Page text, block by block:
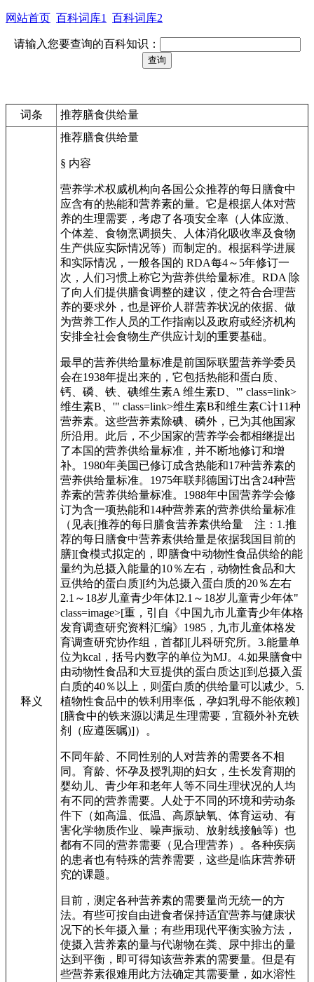
网站首页 百科词库1 百科词库2
请输入您要查询的百科知识：
词条 推荐膳食供给量
释义
推荐膳食供给量
§ 内容
营养学术权威机构向各国公众推荐的每日膳食中
应含有的热能和营养素的量。它是根据人体对营
养的生理需要，考虑了各项安全率（人体应激、
个体差、食物烹调损失、人体消化吸收率及食物
生产供应实际情况等）而制定的。根据科学进展
和实际情况，一般各国的 RDA每4～5年修订一
次，人们习惯上称它为营养供给量标准。RDA 除
了向人们提供膳食调整的建议，使之符合合理营
养的要求外，也是评价人群营养状况的依据、做
为营养工作人员的工作指南以及政府或经济机构
安排全社会食物生产供应计划的重要基础。
最早的营养供给量标准是前国际联盟营养学委员
会在1938年提出来的，它包括热能和蛋白质、
钙、磷、铁、碘维生素A 维生素D、'" class=link>
维生素B、'" class=link>维生素B和维生素C计11种
营养素。这些营养素除碘、磷外，已为其他国家
所沿用。此后，不少国家的营养学会都相继提出
了本国的营养供给量标准，并不断地修订和增
补。1980年美国已修订成含热能和17种营养素的
营养供给量标准。1975年联邦德国订出含24种营
养素的营养供给量标准。1988年中国营养学会修
订为含一项热能和14种营养素的营养供给量标准
（见表[推荐的每日膳食营养素供给量 注：1.推
荐的每日膳食中营养素供给量是依据我国目前的
膳][食模式拟定的，即膳食中动物性食品供给的能
量约为总摄入能量的10％左右，动物性食品和大
豆供给的蛋白质][约为总摄入蛋白质的20％左右
2.1～18岁儿童青少年体]2.1～18岁儿童青少年体"
class=image>[重，引自《中国九市儿童青少年体格
发育调查研究资料汇编》1985，九市儿童体格发
育调查研究协作组，首都][儿科研究所。3.能量单
位为kcal，括号内数字的单位为MJ。4.如果膳食中
由动物性食品和大豆提供的蛋白质达][到总摄入蛋
白质的40％以上，则蛋白质的供给量可以减少。5.
植物性食品中的铁利用率低，孕妇乳母不能依赖]
[膳食中的铁来源以满足生理需要，宜额外补充铁
剂（应遵医嘱)]）。
不同年龄、不同性别的人对营养的需要各不相
同。育龄、怀孕及授乳期的妇女，生长发育期的
婴幼儿、青少年和老年人等不同生理状况的人均
有不同的营养需要。人处于不同的环境和劳动条
件下（如高温、低温、高原缺氧、体育运动、有
害化学物质作业、噪声振动、放射线接触等）也
都有不同的营养需要（见合理营养）。各种疾病
的患者也有特殊的营养需要，这些是临床营养研
究的课题。
目前，测定各种营养素的需要量尚无统一的方
法。有些可按自由进食者保持适宜营养与健康状
况下的长年摄入量；有些用现代平衡实验方法，
使摄入营养素的量与代谢物在粪、尿中排出的量
达到平衡，即可得知该营养素的需要量。但是有
些营养素很难用此方法确定其需要量，如水溶性